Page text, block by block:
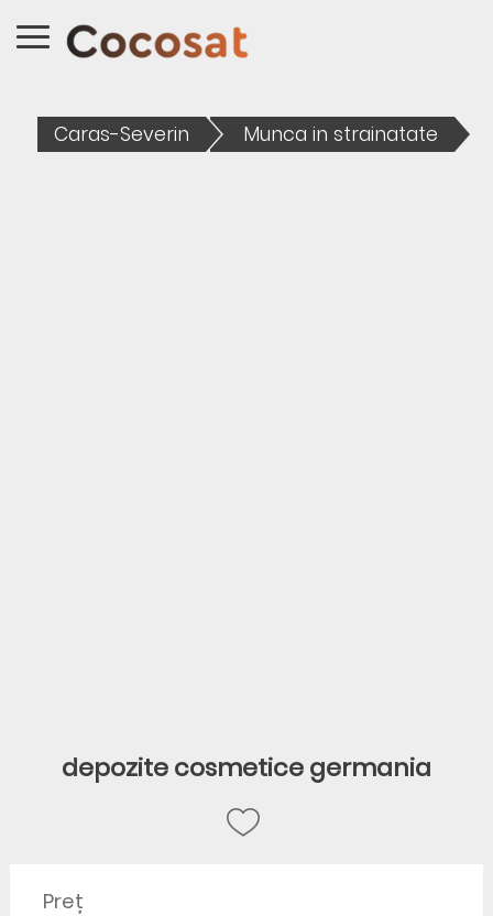
Caras-Severin Munca in strainatate
depozite cosmetice germania
Preț